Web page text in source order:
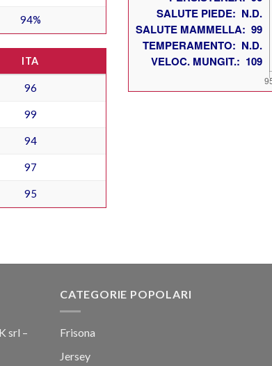
94%
ITA
96
99
94
97
95
srl –
CATEGORIE POPOLARI
Frisona
Jersey